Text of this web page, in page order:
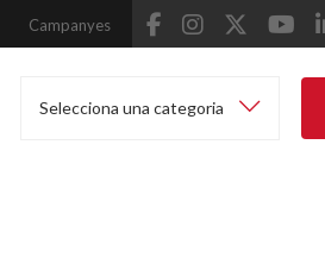
Campanyes
Selecciona una categoria